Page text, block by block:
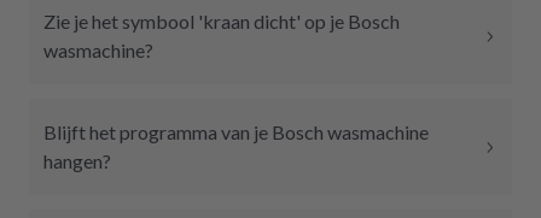
Zie je het symbool 'kraan dicht' op je Bosch
wasmachine?
Blijft het programma van je Bosch wasmachine
hangen?